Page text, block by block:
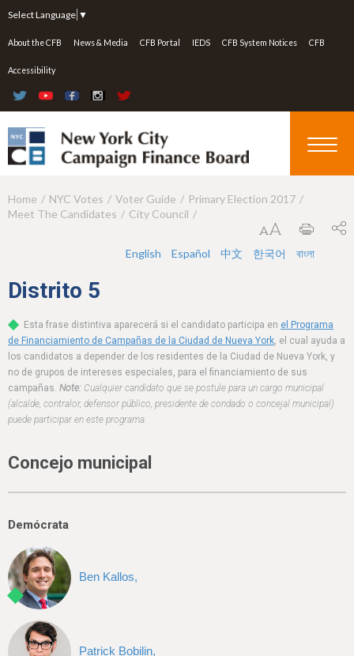
Select Language ▼
About the CFB News & Media CFB Portal IEDS CFB System Notices CFB
Accessibility
Y
a
e
h
e
r
Home NYC Votes Voter Guide
Primary Election 2017
Meet The Candidates
City Council
English Español 中文 한국어 বাংলা
Distrito 5
Esta frase distintiva aparecerá si el candidato participa en el Programa
de Financiamiento de Campañas de la Ciudad de Nueva York, el cual ayuda a
los candidatos a depender de los residentes de la Ciudad de Nueva York, y
no de grupos de intereses especiales, para el financiamiento de sus
campañas. Note: Cualquier candidato que se postule para un cargo municipal
(alcalde, contralor, defensor público, presidente de condado o concejal municipal)
puede participar en este programa.
Concejo municipal
Demócrata
Ben Kallos,
Patrick Bobilin,